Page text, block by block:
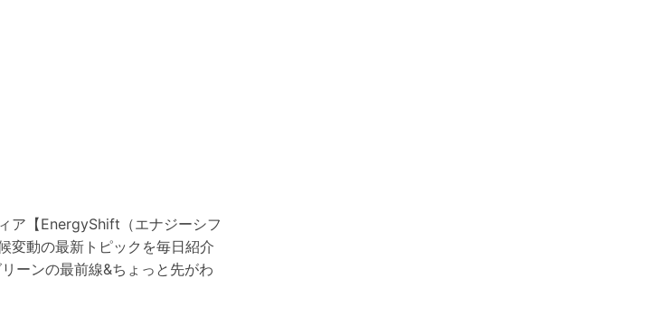
ア【EnergyShift（エナジーシフ
変動の最新トピックを毎日紹介
ーンの最前線&ちょっと先がわ